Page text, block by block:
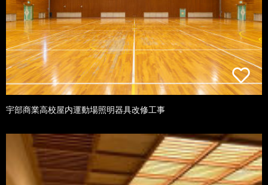
宇部商業高校屋内運動場照明器具改修工事